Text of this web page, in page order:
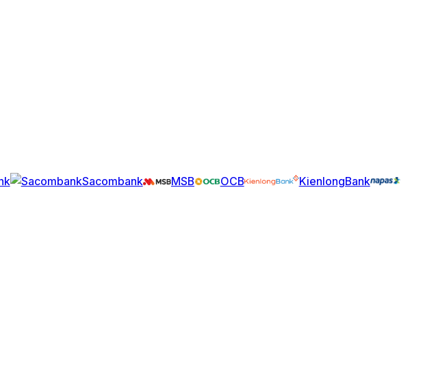
Sacombank MSB OCB
KienlongBank